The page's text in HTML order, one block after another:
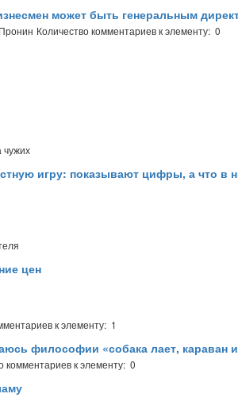
может быть генеральным
Количество комментариев к элементу: 0
чужих
игру: показывают цифры, а что в
цен
к элементу: 1
философии «собака лает, караван
комментариев к элементу: 0